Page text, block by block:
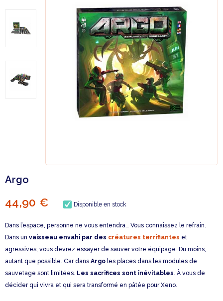
Argo
44,90 € Disponible en stock
Dans l’espace, personne ne vous entendra… Vous connaissez le refrain.
Dans un vaisseau envahi par des créatures terrifiantes et
agressives, vous devrez essayer de sauver votre équipage. Du moins,
autant que possible. Car dans Argo les places dans les modules de
sauvetage sont limitées. Les sacrifices sont inévitables. À vous de
décider qui vivra et qui sera transformé en pâtée pour Xeno.